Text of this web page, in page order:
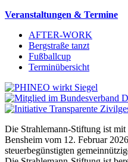
Veranstaltungen & Termine
AFTER-WORK
Bergstraße tanzt
Fußballcup
Terminübersicht
Die Strahlemann-Stiftung ist mit
Bensheim vom 12. Februar
steuerbegünstigten